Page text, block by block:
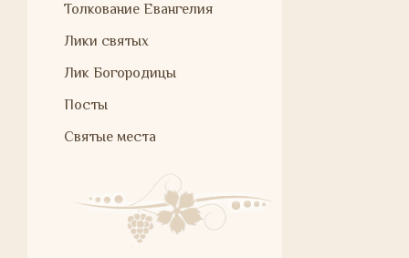
Толкование Евангелия
Лики святых
Лик Богородицы
Посты
Святые места